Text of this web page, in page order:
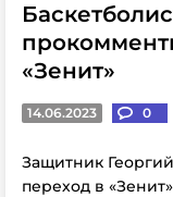
«Зенит»
14.06.2023 0
Защитник
переход в